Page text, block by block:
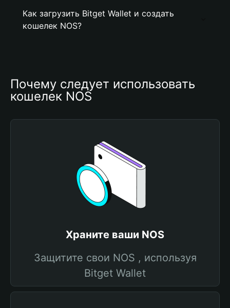
Как загрузить Bitget Wallet и создать
кошелек NOS?
Почему следует использовать
кошелек NOS
Храните ваши NOS
Защитите свои NOS , используя
Bitget Wallet